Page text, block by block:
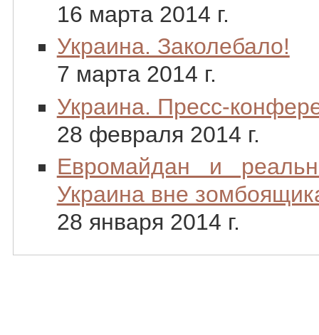
16 марта 2014 г.
Украина. Заколебало!
7 марта 2014 г.
Украина. Пресс-
28 февраля 2014 г.
Евромайдан и
Украина вне
28 января 2014 г.